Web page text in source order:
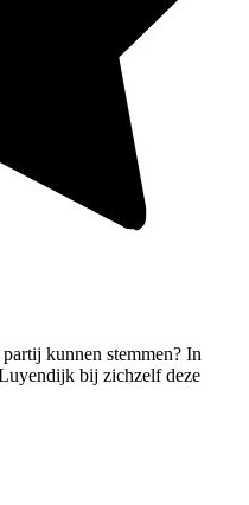
kunnen stemmen? In
bij zichzelf deze